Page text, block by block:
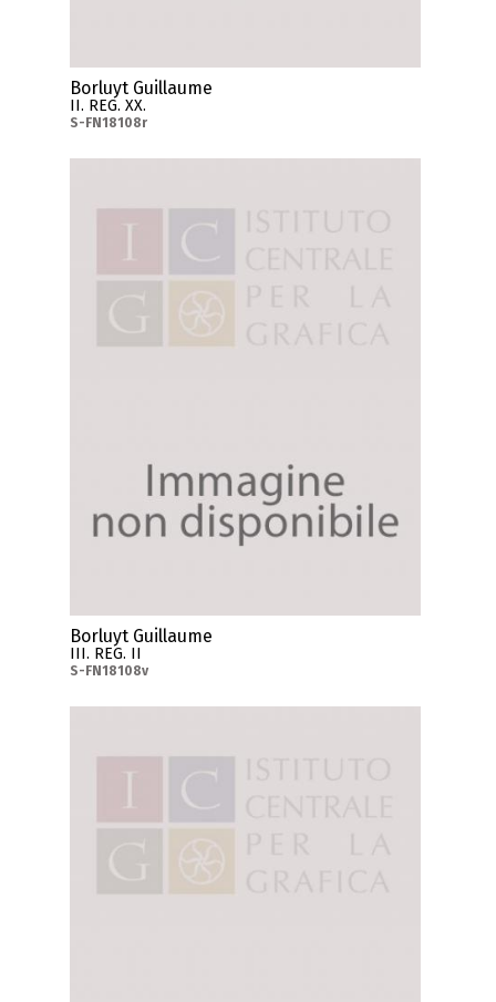
Borluyt Guillaume
II. REG. XX.
S-FN18108r
Borluyt Guillaume
III. REG. II
S-FN18108v